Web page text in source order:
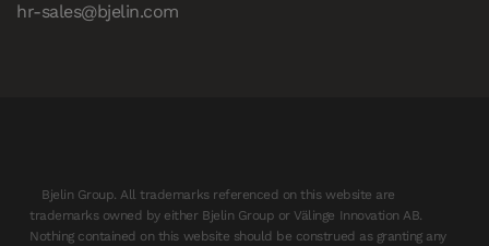
hr-sales@bjelin.com
Bjelin Group. All trademarks referenced on this website are
trademarks owned by either Bjelin Group or Välinge Innovation AB.
Nothing contained on this website should be construed as granting any